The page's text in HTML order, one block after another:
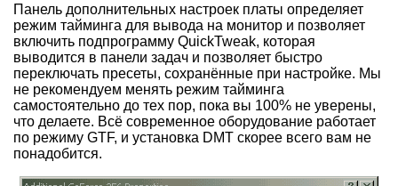
Панель дополнительных настроек платы определяет
режим тайминга для вывода на монитор и позволяет
включить подпрограмму QuickTweak, которая
выводится в панели задач и позволяет быстро
переключать пресеты, сохранённые при настройке. Мы
не рекомендуем менять режим тайминга
самостоятельно до тех пор, пока вы 100% не уверены,
что делаете. Всё современное оборудование работает
по режиму GTF, и установка DMT скорее всего вам не
понадобится.